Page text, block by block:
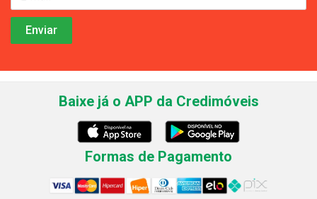
Baixe já o APP da Credimóveis
Formas de Pagamento